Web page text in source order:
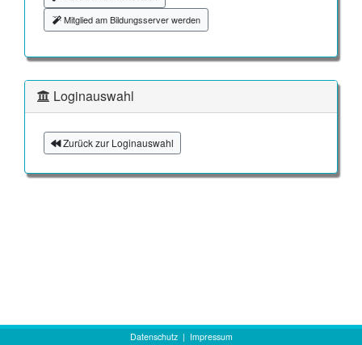
Mitglied am Bildungsserver werden
Loginauswahl
Zurück zur Loginauswahl
Datenschutz| Impressum